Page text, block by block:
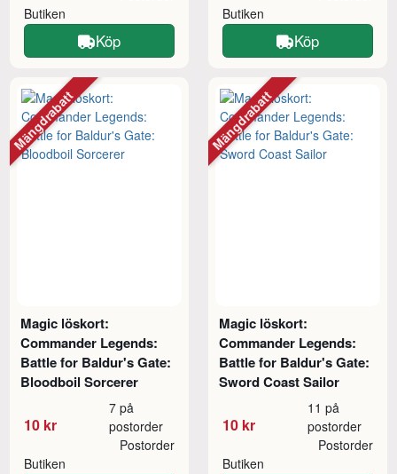
Butiken
Köp
Butiken
Köp
Magic löskort:
Commander Legends:
Battle for Baldur's Gate:
Bloodboil Sorcerer
10 kr
7 på
postorder
Butiken
Postorder
Mängdrabatt
Magic löskort:
Commander Legends:
Battle for Baldur's Gate:
Sword Coast Sailor
10 kr
11 på
postorder
Butiken
Postorder
Mängdrabatt